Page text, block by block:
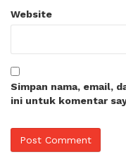
Website
Simpan nama, email,
ini untuk komentar